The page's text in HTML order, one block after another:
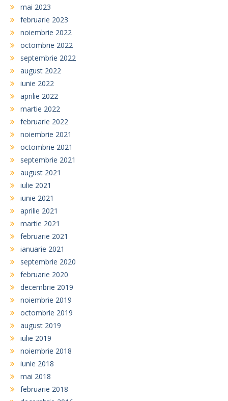
mai 2023
februarie 2023
noiembrie 2022
octombrie 2022
septembrie 2022
august 2022
iunie 2022
aprilie 2022
martie 2022
februarie 2022
noiembrie 2021
octombrie 2021
septembrie 2021
august 2021
iulie 2021
iunie 2021
aprilie 2021
martie 2021
februarie 2021
ianuarie 2021
septembrie 2020
februarie 2020
decembrie 2019
noiembrie 2019
octombrie 2019
august 2019
iulie 2019
noiembrie 2018
iunie 2018
mai 2018
februarie 2018